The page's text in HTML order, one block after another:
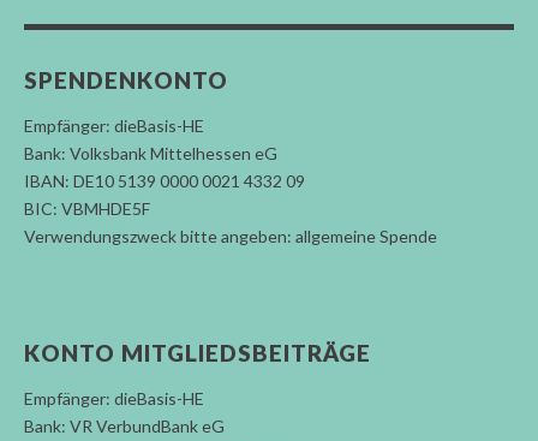
SPENDENKONTO
Empfänger: dieBasis-HE
Bank: Volksbank Mittelhessen eG
IBAN: DE10 5139 0000 0021 4332 09
BIC: VBMHDE5F
Verwendungszweck bitte angeben: allgemeine Spende
KONTO MITGLIEDSBEITRÄGE
Empfänger: dieBasis-HE
Bank: VR VerbundBank eG